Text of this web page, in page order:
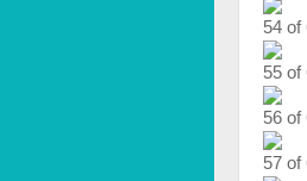
54 of
55 of
56 of
57 of